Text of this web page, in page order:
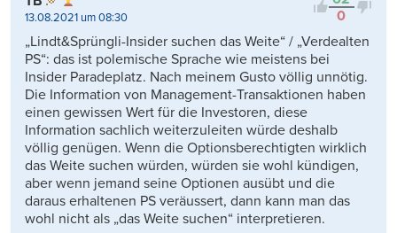
0
13.08.2021 um 08:30
„Lindt&Sprüngli-Insider suchen das Weite“ / „Verdealten
PS“: das ist polemische Sprache wie meistens bei
Insider Paradeplatz. Nach meinem Gusto völlig unnötig.
Die Information von Management-Transaktionen haben
einen gewissen Wert für die Investoren, diese
Information sachlich weiterzuleiten würde deshalb
völlig genügen. Wenn die Optionsberechtigten wirklich
das Weite suchen würden, würden sie wohl kündigen,
aber wenn jemand seine Optionen ausübt und die
daraus erhaltenen PS veräussert, dann kann man das
wohl nicht als „das Weite suchen“ interpretieren.